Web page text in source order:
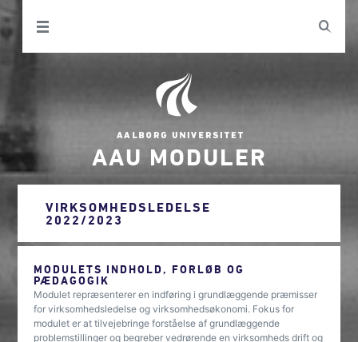
AAU MODULER
VIRKSOMHEDSLEDELSE
2022/2023
MODULETS INDHOLD, FORLØB OG
PÆDAGOGIK
Modulet repræsenterer en indføring i grundlæggende præmisser
for virksomhedsledelse og virksomhedsøkonomi. Fokus for
modulet er at tilvejebringe forståelse af grundlæggende
problemstillinger og begreber vedrørende en virksomheds drift og